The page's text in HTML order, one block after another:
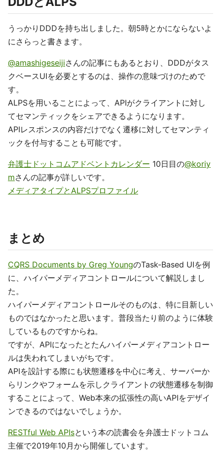
うっかりDDDを持ち出しました。朝5時とかにならないよ
にさらっと書きます。
@amashigeseijiさんの記事にもあるとおり、DDDがタス
クベースUIを必要とするのは、操作の意味づけのためで
す。
ALPSを用いることによって、APIがクライアントに対し
てセマンティックをシェアできるようになります。
APIレスポンスの内容だけでなく遷移に対してセマンティ
ックを付与することも可能です。
弁護士ドットコムアドベントカレンダー 10日目の@koriy
mさんの記事が詳しいです。
メディアタイプとALPSプロファイル
まとめ
CQRS Documents by Greg YoungのTask-Based UIを例
に、ハイパーメディアコントロールについて解説しまし
た。
ハイパーメディアコントロールそのものは、特に目新しい
ものではなかったと思います。普段当たり前のように体験
しているものですからね。
ですが、APIになったとたんハイパーメディアコントロー
ルは失われてしまいがちです。
APIを設計する際にも状態遷移を中心に考え、サーバーか
らリンクやフォームを示しクライアントの状態遷移を制御
することによって、Web本来の拡張性の高いAPIをデザイ
ンできるのではないでしょうか。
RESTful Web APIsという本の読書会を弁護士ドットコム
主催で2019年10月から開催しています。